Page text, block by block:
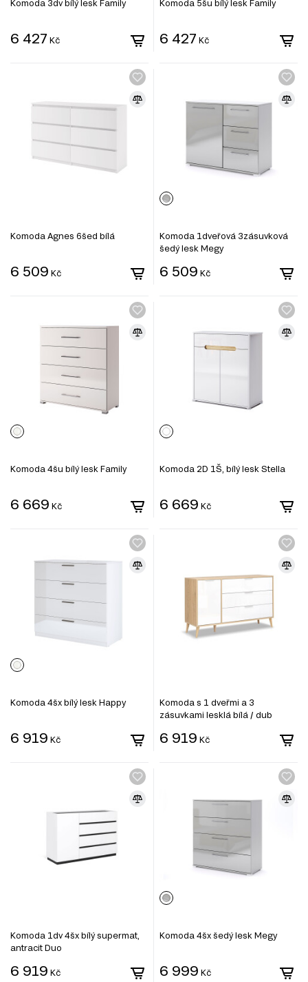
Komoda 3dv bílý lesk Family
6 427 Kč
Komoda 5šu bílý lesk Family
6 427 Kč
Komoda Agnes 6šed bílá
6 509 Kč
Komoda 1dveřová 3zásuvková
šedý lesk Megy
6 509 Kč
Komoda 4šu bílý lesk Family
6 669 Kč
Komoda 2D 1Š, bílý lesk Stella
6 669 Kč
Komoda 4šx bílý lesk Happy
6 919 Kč
Komoda s 1 dveřmi a 3
zásuvkami lesklá bílá / dub
6 919 Kč
Komoda 1dv 4šx bílý supermat,
antracit Duo
6 919 Kč
Komoda 4šx šedý lesk Megy
6 999 Kč